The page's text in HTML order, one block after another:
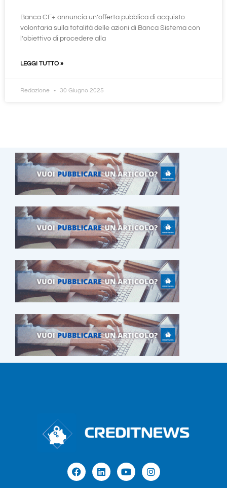
Banca CF+ annuncia un’offerta pubblica di acquisto
volontaria sulla totalità delle azioni di Banca Sistema con
l’obiettivo di procedere alla
LEGGI TUTTO »
Redazione 30 Giugno 2025